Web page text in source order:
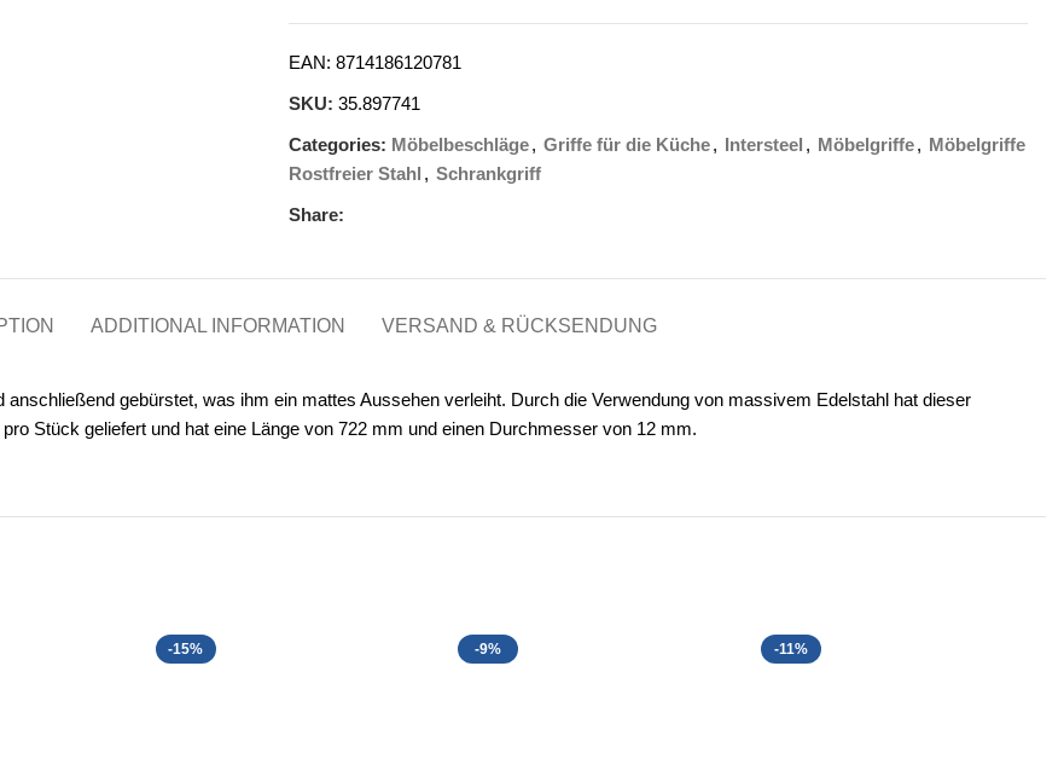
EAN: 8714186120781
SKU: 35.897741
Categories: Möbelbeschläge, Griffe für die Küche, Intersteel , Möbelgriffe, Möbelgriffe
Rostfreier Stahl , Schrankgriff
Share:
ADDITIONAL INFORMATION VERSAND & RÜCKSENDUNG
gebürstet, was ihm ein mattes Aussehen verleiht. Durch die Verwendung von massivem Edelstahl hat dieser
Stück geliefert und hat eine Länge von 722 mm und einen Durchmesser von 12 mm.
-15% -9% -11%